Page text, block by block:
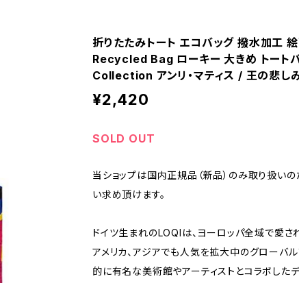
折りたたみトート エコバッグ 撥水加工
Recycled Bag ローキー 大きめ トート
Collection アンリ・マティス / 王の悲し
¥2,420
SOLD OUT
当ショップは国内正規品（新品）のみ取り扱いの
い求め頂けます。
ドイツ生まれのLOQIは、ヨーロッパ全域で愛され
アメリカ、アジアでも人気を拡大中のグローバル
的に有名な美術館やアーティストとコラボした